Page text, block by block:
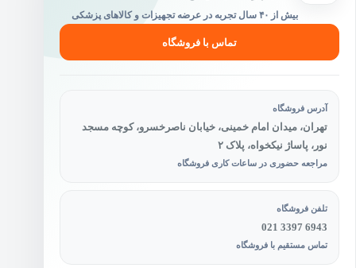
بیش از ۴۰ سال تجربه در عرضه تجهیزات و کالاهای پزشکی
تماس با فروشگاه
آدرس فروشگاه
تهران، میدان امام خمینی، خیابان ناصرخسرو، کوچه مسجد
نور، پاساژ نیکخواه، پلاک ۲
مراجعه حضوری در ساعات کاری فروشگاه
تلفن فروشگاه
021 3397 6943
تماس مستقیم با فروشگاه